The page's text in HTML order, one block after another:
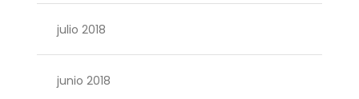
julio 2018
junio 2018